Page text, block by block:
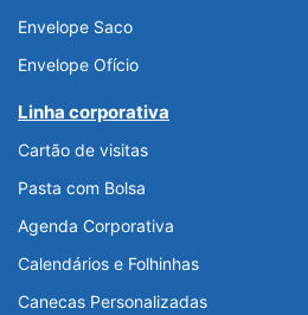
Envelope Saco
Envelope Ofício
Linha corporativa
Cartão de visitas
Pasta com Bolsa
Agenda Corporativa
Calendários e Folhinhas
Canecas Personalizadas